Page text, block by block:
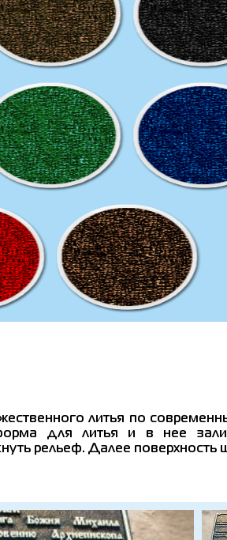
литья по
для литья и в нее
рельеф. Далее